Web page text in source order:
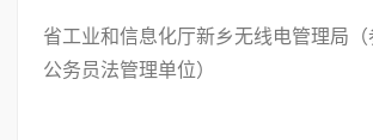
省工业和信息化厅新乡无线电管理局（
公务员法管理单位）